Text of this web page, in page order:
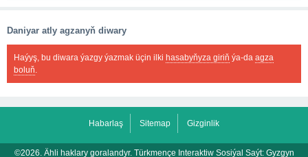
Daniyar atly agzanyň diwary
Haýyş, bu diwara ýazgy ýazmak üçin ilki hasabyňyza giriň ýa-da agza
boluň
Habarlaş Sitemap Gizginlik
©2026. Ähli haklary goralandyr. Türkmençe Interaktiw Sosiýal Saýt: Gyzgyn